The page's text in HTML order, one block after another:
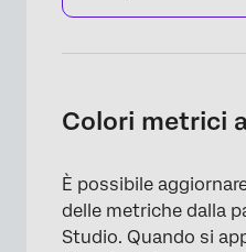
Colori metrici
È possibile
delle metriche dalla
Studio. Quando si